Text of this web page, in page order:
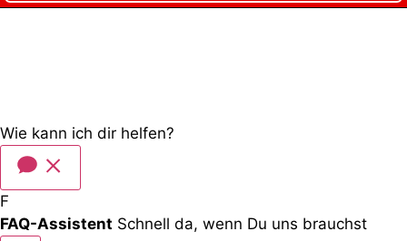
Wie kann ich dir helfen?
F
FAQ-Assistent Schnell da, wenn Du uns brauchst